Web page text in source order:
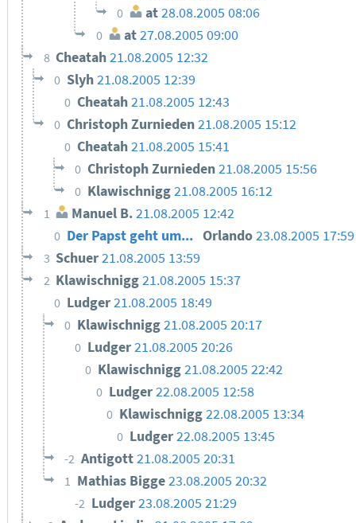
0 at28.08.2005 08:06
0 at27.08.2005 09:00
8 Cheatah21.08.2005 12:32
0 Slyh21.08.2005 12:39
0 Cheatah21.08.2005 12:43
0 Christoph Zurnieden21.08.2005 15:12
0 Cheatah21.08.2005 15:41
0 Christoph Zurnieden21.08.2005 15:56
0 Klawischnigg21.08.2005 16:12
1 Manuel B.21.08.2005 12:42
0 Der Papst geht um... Orlando23.08.2005 17:59
3 Schuer21.08.2005 13:59
2 Klawischnigg21.08.2005 15:37
0 Ludger21.08.2005 18:49
0 Klawischnigg21.08.2005 20:17
0 Ludger21.08.2005 20:26
0 Klawischnigg21.08.2005 22:42
0 Ludger22.08.2005 12:58
0 Klawischnigg22.08.2005 13:34
0 Ludger22.08.2005 13:45
-2 Antigott21.08.2005 20:31
1 Mathias Bigge23.08.2005 20:32
-2 Ludger23.08.2005 21:29